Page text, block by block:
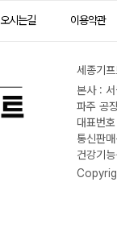
오시는길 이용약관
세종기
본사 :
파주 공
대표번
통신판
건강기